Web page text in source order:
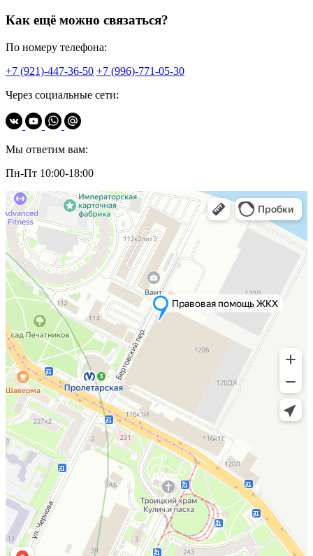
Как ещё можно связаться?
По номеру телефона:
+7 (921)-447-36-50 +7 (996)-771-05-30
Через социальные сети:
Мы ответим вам:
Пн-Пт 10:00-18:00